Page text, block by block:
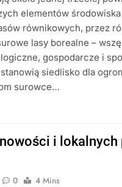
elementów
równikowych, przez
lasy borealne –
gospodarcze i
siedlisko dla
surowce…
i lokalnych
0
4 Mins